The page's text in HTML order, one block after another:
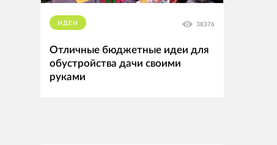
ИДЕИ 38376
Отличные бюджетные идеи для
обустройства дачи своими
руками